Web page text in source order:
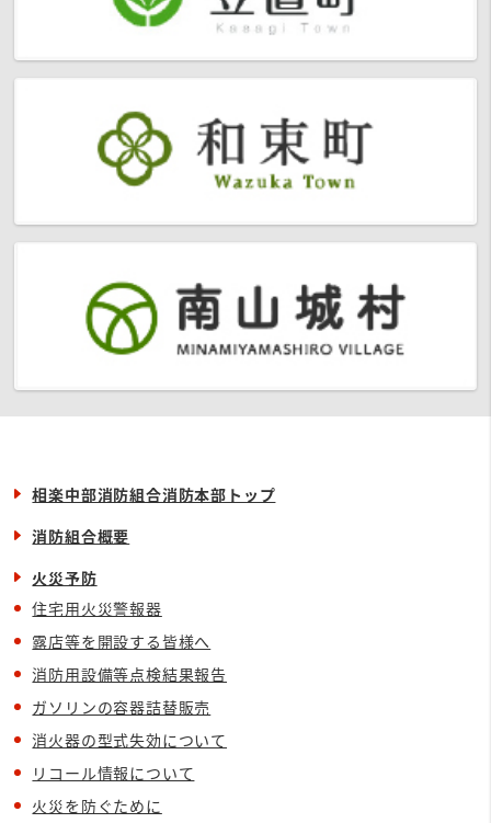
相楽中部消防組合消防本部トップ
消防組合概要
火災予防
住宅用火災警報器
露店等を開設する皆様へ
消防用設備等点検結果報告
ガソリンの容器詰替販売
消火器の型式失効について
リコール情報について
火災を防ぐために